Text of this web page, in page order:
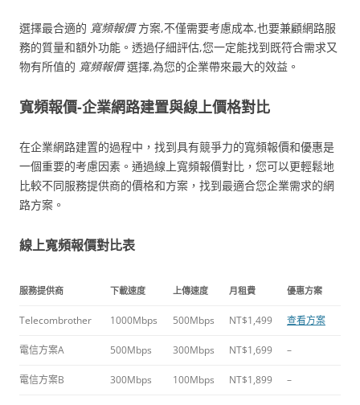
選擇最合適的 寬頻報價方案,不僅需要考慮成本,也要兼顧網路服
務的質量和額外功能。透過仔細評估,您一定能找到既符合需求又
物有所值的 寬頻報價選擇,為您的企業帶來最大的效益。
寬頻報價-企業網路建置與線上價格對比
在企業網路建置的過程中，找到具有競爭力的寬頻報價和優惠是
一個重要的考慮因素。通過線上寬頻報價對比，您可以更輕鬆地
比較不同服務提供商的價格和方案，找到最適合您企業需求的網
路方案。
線上寬頻報價對比表
服務提供商 下載速度 上傳速度 月租費 優惠方案
Telecombrother 1000Mbps 500Mbps NT$1,499 查看方案
電信方案A 500Mbps 300Mbps NT$1,699 –
電信方案B 300Mbps 100Mbps NT$1,899 –